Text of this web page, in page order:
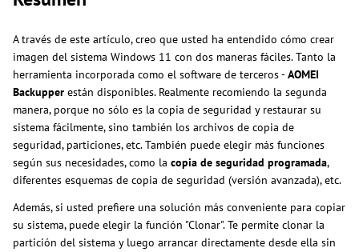
A través de este artículo, creo que usted ha entendido cómo crear
imagen del sistema Windows 11 con dos maneras fáciles. Tanto la
herramienta incorporada como el software de terceros -AOMEI
Backupper están disponibles. Realmente recomiendo la segunda
manera, porque no sólo es la copia de seguridad y restaurar su
sistema fácilmente, sino también los archivos de copia de
seguridad, particiones, etc. También puede elegir más funciones
según sus necesidades, como la copia de seguridad programada,
diferentes esquemas de copia de seguridad (versión avanzada), etc.
Además, si usted prefiere una solución más conveniente para copiar
su sistema, puede elegir la función "Clonar". Te permite clonar la
partición del sistema y luego arrancar directamente desde ella sin